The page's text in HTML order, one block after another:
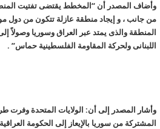
وأضاف المصدر أن “المخطط یقتضی تفتیت
من جانب ، و إیجاد منطقة عازلة تتکون من دول
المنطقة والذی یمتد عبر العراق وسوریا وصولاً
اللبنانی ولحرکة المقاومة الفلسطینیة حماس” .
وأشار المصدر إلى أن: الولایات المتحدة وفرت
المشترکة من سوریا بالإیعاز إلى الحکومة